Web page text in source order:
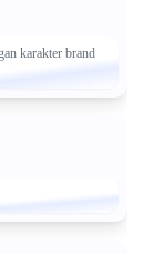
karakter brand